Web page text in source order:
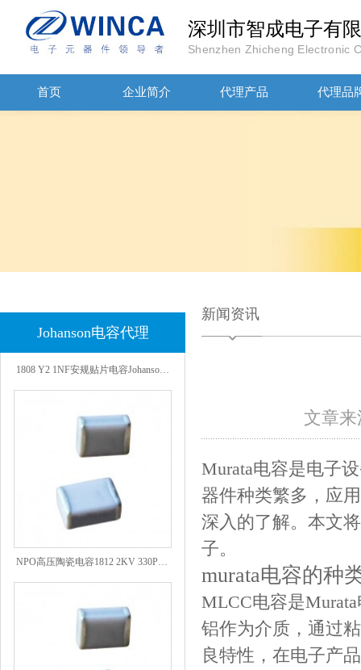
深圳市智成电子有
Shenzhen Zhicheng Electronic
首页 企业简介 代理产品 代理品
Johanson电容代理
NPO高压陶瓷电容1812 2KV 330PF 5%精度
新闻资讯
文章
Murata电容是电子
器件种类繁多，应
深入的了解。本文
子。
murata电容的种
MLCC电容是
铝作为介质，通过
良特性，在电子产